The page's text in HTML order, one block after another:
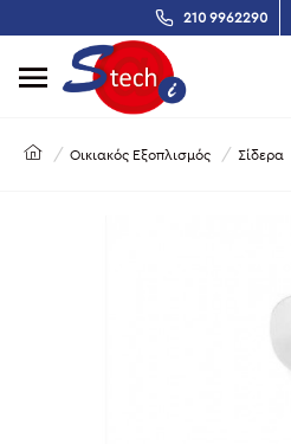
210 9962290
Οικιακός Εξοπλισμός Σίδερα